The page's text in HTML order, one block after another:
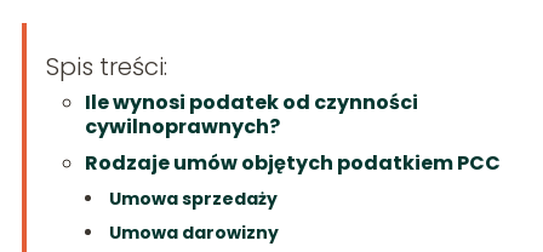
Spis treści:
Ile wynosi podatek od czynności
cywilnoprawnych?
Rodzaje umów objętych podatkiem PCC
Umowa sprzedaży
Umowa darowizny